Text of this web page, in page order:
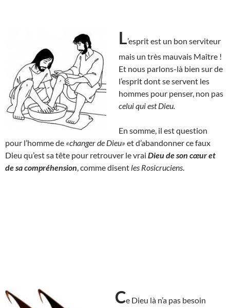
L’esprit est un bon serviteur
mais un très mauvais Maître !
Et nous parlons-là bien sur de
l’esprit dont se servent les
hommes pour penser, non pas
celui qui est Dieu.
En somme, il est question
pour l’homme de «changer de Dieu» et d’abandonner ce faux
Dieu qu’est sa tête pour retrouver le vrai Dieu de son cœur et
de sa compréhension , comme disent les Rosicruciens
Ce Dieu là n’a pas besoin